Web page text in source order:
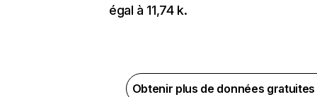
égal à 11,74 k.
Obtenir plus de données